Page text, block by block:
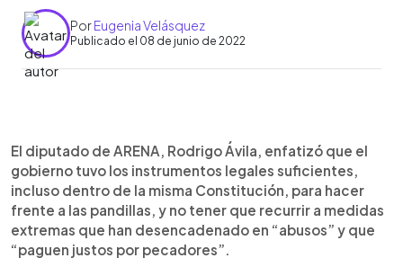
PorEugenia Velásquez
Publicado el 08 de junio de 2022
Escuchar artículo
El diputado de ARENA, Rodrigo Ávila, enfatizó que el
gobierno tuvo los instrumentos legales suficientes,
incluso dentro de la misma Constitución, para hacer
frente a las pandillas, y no tener que recurrir a medidas
extremas que han desencadenado en “abusos” y que
“paguen justos por pecadores”.